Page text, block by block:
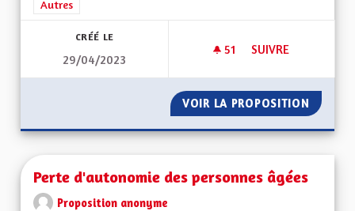
Filtrer les résultats de la catégorie : Autres
Autres
CRÉÉ LE
29/04/2023
51 51 ABONNÉS
SUIVRE
VOIR LA PROPOSITION
Perte d'autonomie des personnes âgées
Proposition anonyme